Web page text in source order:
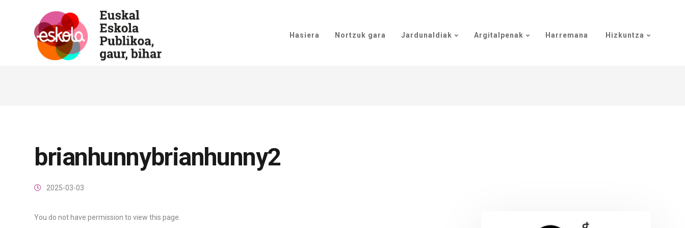
Hasiera Nortzuk gara Jardunaldiak Argitalpenak Harremana Hizkuntza
brianhunnybrianhunny2
2025-03-03
You do not have permission to view this page.